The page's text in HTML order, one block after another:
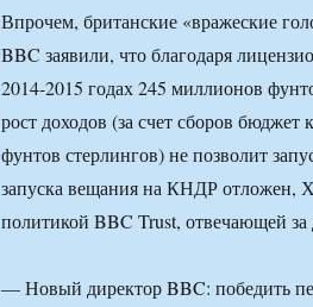
Впрочем, британские «вражеские
BBC заявили, что благодаря
2014-2015 годах 245 миллионов
рост доходов (за счет сборов
фунтов стерлингов) не позволит
запуска вещания на КНДР отложен,
политикой BBC Trust, отвечающей
— Новый директор BBC: победить